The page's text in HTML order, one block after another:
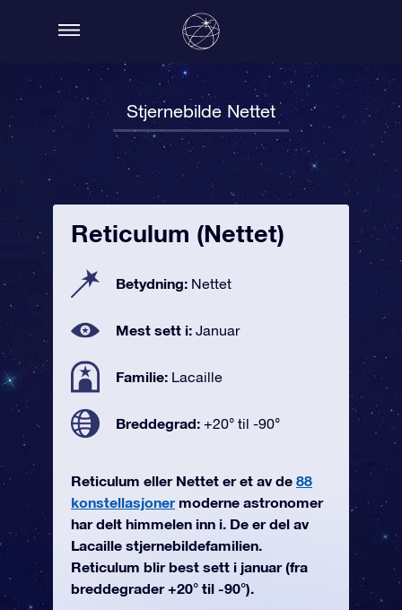
Stjernebilde Nettet
Reticulum (Nettet)
Betydning: Nettet
Mest sett i: Januar
Familie: Lacaille
Breddegrad: +20° til -90°
Reticulum eller Nettet er et av de 88
konstellasjonermoderne astronomer
har delt himmelen inn i. De er del av
Lacaille stjernebildefamilien.
Reticulum blir best sett i januar (fra
breddegrader +20° til -90°).